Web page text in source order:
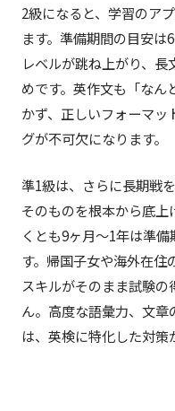
2級になると、学習のア
ます。準備期間の目安は
レベルが跳ね上がり、
めです。英作文も「な
かず、正しいフォーマ
グが不可欠になります。
準1級は、さらに長期戦
そのものを根本から底
くとも9ヶ月〜1年は準
す。帰国子女や海外在住
スキルがそのまま試験
ん。高度な語彙力、文
は、英検に特化した対策